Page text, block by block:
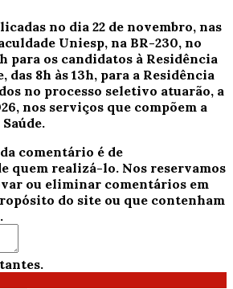
no dia 22 de novembro, nas
Uniesp, na BR-230, no
para os candidatos à Residência
8h às 13h, para a Residência
no processo seletivo atuarão, a
nos serviços que compõem a
comentário é de
quem realizá-lo. Nos reservamos
ou eliminar comentários em
do site ou que contenham